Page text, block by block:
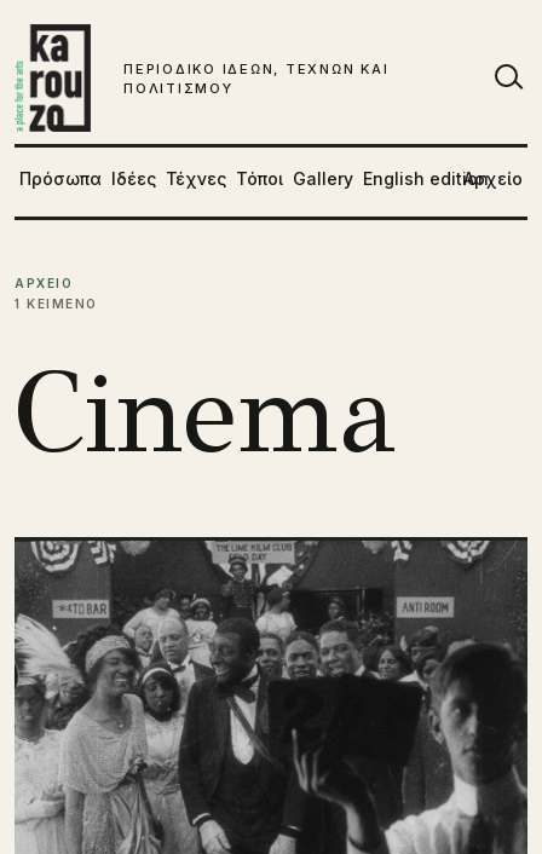
ΠΕΡΙΟΔΙΚΟ ΙΔΕΩΝ, ΤΕΧΝΩΝ ΚΑΙ
ΠΟΛΙΤΙΣΜΟΥ
Πρόσωπα Ιδέες Τέχνες Τόποι Gallery English editionΑρχείο
ΑΡΧΕΙΟ
1 ΚΕΙΜΕΝΟ
Cinema